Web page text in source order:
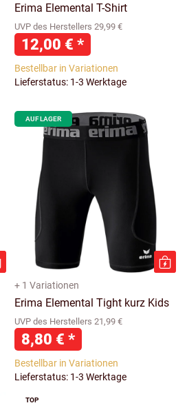
Erima Elemental T-Shirt
UVP des Herstellers 29,99 €
12,00 € *
Bestellbar in Variationen
Lieferstatus: 1-3 Werktage
AUF LAGER
+ 1 Variationen
Erima Elemental Tight kurz Kids
UVP des Herstellers 21,99 €
8,80 € *
Bestellbar in Variationen
Lieferstatus: 1-3 Werktage
TOP